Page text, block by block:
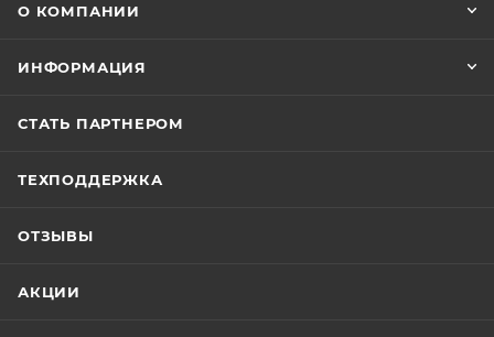
О КОМПАНИИ
ИНФОРМАЦИЯ
СТАТЬ ПАРТНЕРОМ
ТЕХПОДДЕРЖКА
ОТЗЫВЫ
АКЦИИ